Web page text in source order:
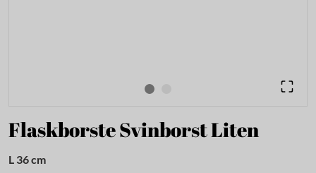
Flaskborste Svinborst Liten
L 36 cm